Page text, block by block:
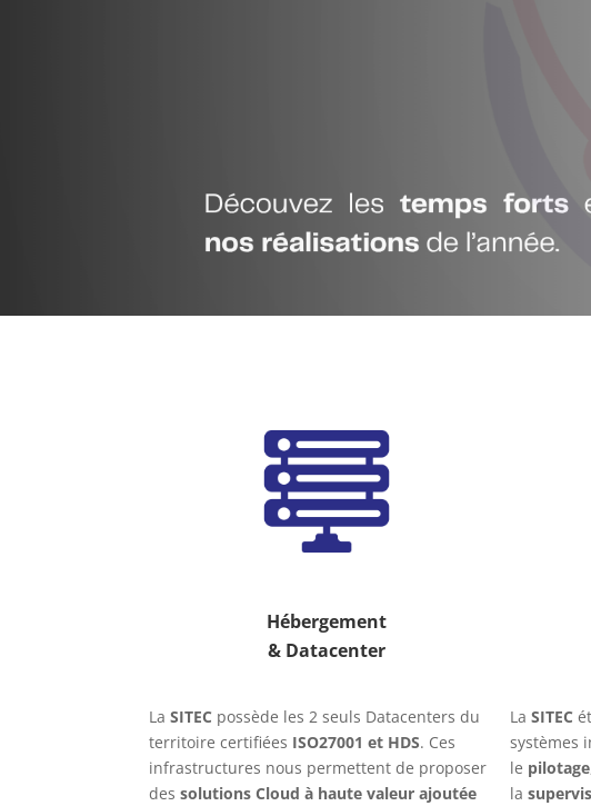
Hébergement
& Datacenter
LaSITEC possède les 2 seuls Datacenters du
territoire certifiées ISO27001 et HDS. Ces
infrastructures nous permettent de proposer
dessolutions Cloud à haute valeur ajoutée
La SITEC
systèmes
le pilotage
la